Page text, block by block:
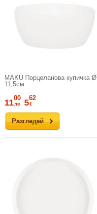
MAKU Порцеланова купичка Ø
11,5см
Разгледай
1100
лв 562
€